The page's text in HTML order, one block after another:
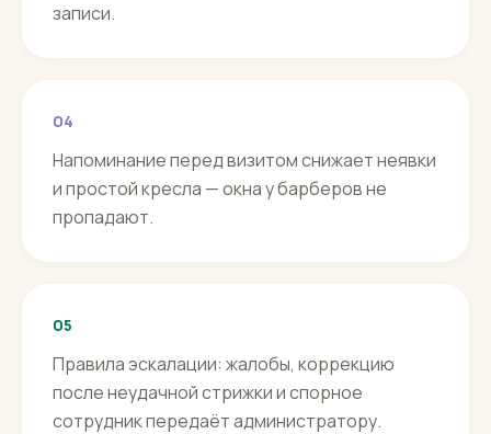
записи.
04
Напоминание перед визитом снижает неявки
и простой кресла — окна у барберов не
пропадают.
05
Правила эскалации: жалобы, коррекцию
после неудачной стрижки и спорное
сотрудник передаёт администратору.